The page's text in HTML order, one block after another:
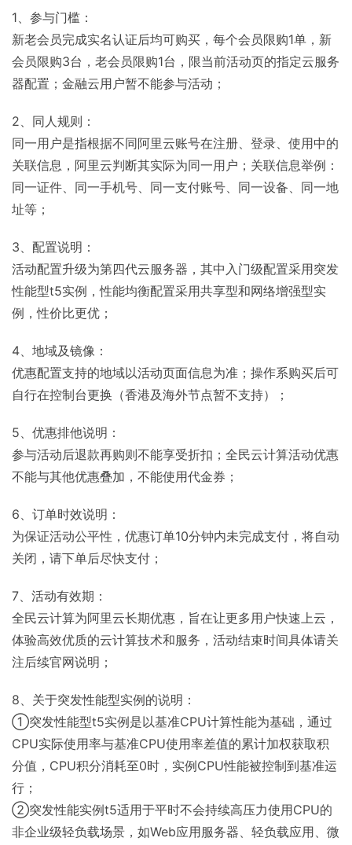
1、参与门槛：
新老会员完成实名认证后均可购买，每个会员限购1单，新
会员限购3台，老会员限购1台，限当前活动页的指定云服务
器配置；金融云用户暂不能参与活动；
2、同人规则：
同一用户是指根据不同阿里云账号在注册、登录、使用中的
关联信息，阿里云判断其实际为同一用户；关联信息举例：
同一证件、同一手机号、同一支付账号、同一设备、同一地
址等；
3、配置说明：
活动配置升级为第四代云服务器，其中入门级配置采用突发
性能型t5实例，性能均衡配置采用共享型和网络增强型实
例，性价比更优；
4、地域及镜像：
优惠配置支持的地域以活动页面信息为准；操作系购买后可
自行在控制台更换（香港及海外节点暂不支持）；
5、优惠排他说明：
参与活动后退款再购则不能享受折扣；全民云计算活动优惠
不能与其他优惠叠加，不能使用代金券；
6、订单时效说明：
为保证活动公平性，优惠订单10分钟内未完成支付，将自动
关闭，请下单后尽快支付；
7、活动有效期：
全民云计算为阿里云长期优惠，旨在让更多用户快速上云，
体验高效优质的云计算技术和服务，活动结束时间具体请关
注后续官网说明；
8、关于突发性能型实例的说明：
①突发性能型t5实例是以基准CPU计算性能为基础，通过
CPU实际使用率与基准CPU使用率差值的累计加权获取积
分值，CPU积分消耗至0时，实例CPU性能被控制到基准运
行；
②突发性能实例t5适用于平时不会持续高压力使用CPU的
非企业级轻负载场景，如Web应用服务器、轻负载应用、微